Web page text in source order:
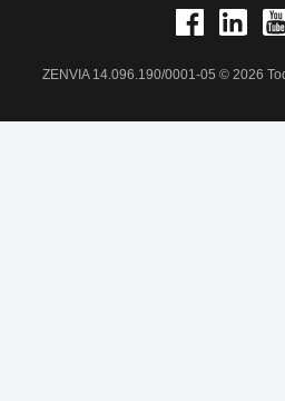
ZENVIA 14.096.190/0001-05 © 2026